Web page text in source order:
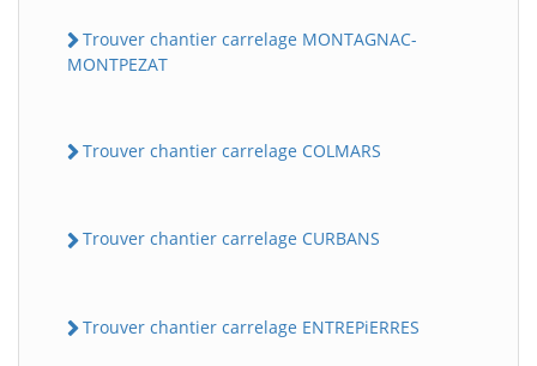
Trouver chantier carrelage MONTAGNAC-
MONTPEZAT
Trouver chantier carrelage COLMARS
Trouver chantier carrelage CURBANS
Trouver chantier carrelage ENTREPiERRES